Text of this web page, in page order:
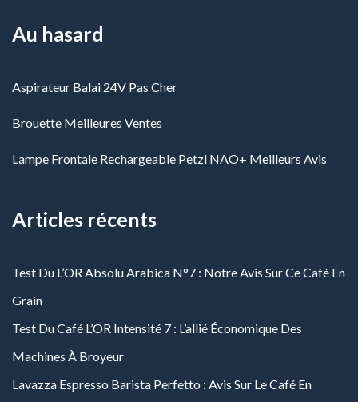
Au hasard
Aspirateur Balai 24V Pas Cher
Brouette Meilleures Ventes
Lampe Frontale Rechargeable Petzl NAO+ Meilleurs Avis
Articles récents
Test Du L’OR Absolu Arabica N°7 : Notre Avis Sur Ce Café En
Grain
Test Du Café L’OR Intensité 7 : L’allié Économique Des
Machines À Broyeur
Lavazza Espresso Barista Perfetto : Avis Sur Le Café En